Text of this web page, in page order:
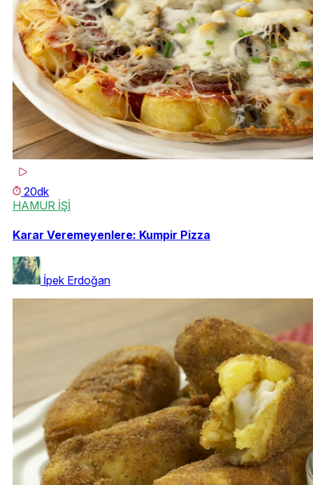
20dk
HAMUR İŞİ
Karar Veremeyenlere: Kumpir Pizza
İpek Erdoğan